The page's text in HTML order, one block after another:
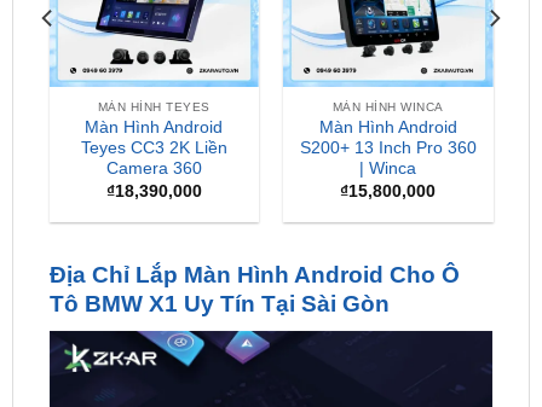
MÀN HÌNH TEYES
Màn Hình Android
Teyes CC3 2K Liền
Camera 360
₫18,390,000
MÀN HÌNH WINCA
Màn Hình Android
S200+ 13 Inch Pro 360
| Winca
₫15,800,000